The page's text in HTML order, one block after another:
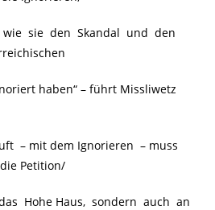
sie den Skandal und den
haben“ – führt Missliwetz
– mit dem Ignorieren – muss
Petition/
Hohe Haus, sondern auch an